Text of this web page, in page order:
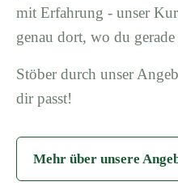
mit Erfahrung - unser
genau dort, wo du gerade
Stöber durch unser
dir passt!
Mehr über unsere